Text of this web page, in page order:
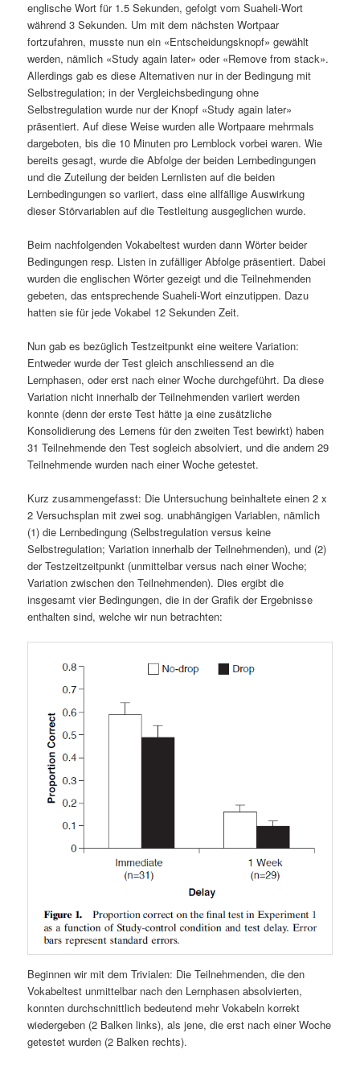
englische Wort für 1.5 Sekunden, gefolgt vom Suaheli-Wort
während 3 Sekunden. Um mit dem nächsten Wortpaar
fortzufahren, musste nun ein «Entscheidungsknopf» gewählt
werden, nämlich «Study again later» oder «Remove from stack».
Allerdings gab es diese Alternativen nur in der Bedingung mit
Selbstregulation; in der Vergleichsbedingung ohne
Selbstregulation wurde nur der Knopf «Study again later»
präsentiert. Auf diese Weise wurden alle Wortpaare mehrmals
dargeboten, bis die 10 Minuten pro Lernblock vorbei waren. Wie
bereits gesagt, wurde die Abfolge der beiden Lernbedingungen
und die Zuteilung der beiden Lernlisten auf die beiden
Lernbedingungen so variiert, dass eine allfällige Auswirkung
dieser Störvariablen auf die Testleitung ausgeglichen wurde.
Beim nachfolgenden Vokabeltest wurden dann Wörter beider
Bedingungen resp. Listen in zufälliger Abfolge präsentiert. Dabei
wurden die englischen Wörter gezeigt und die Teilnehmenden
gebeten, das entsprechende Suaheli-Wort einzutippen. Dazu
hatten sie für jede Vokabel 12 Sekunden Zeit.
Nun gab es bezüglich Testzeitpunkt eine weitere Variation:
Entweder wurde der Test gleich anschliessend an die
Lernphasen, oder erst nach einer Woche durchgeführt. Da diese
Variation nicht innerhalb der Teilnehmenden variiert werden
konnte (denn der erste Test hätte ja eine zusätzliche
Konsolidierung des Lernens für den zweiten Test bewirkt) haben
31 Teilnehmende den Test sogleich absolviert, und die andern 29
Teilnehmende wurden nach einer Woche getestet.
Kurz zusammengefasst: Die Untersuchung beinhaltete einen 2 x
2 Versuchsplan mit zwei sog. unabhängigen Variablen, nämlich
(1) die Lernbedingung (Selbstregulation versus keine
Selbstregulation; Variation innerhalb der Teilnehmenden), und (2)
der Testzeitzeitpunkt (unmittelbar versus nach einer Woche;
Variation zwischen den Teilnehmenden). Dies ergibt die
insgesamt vier Bedingungen, die in der Grafik der Ergebnisse
enthalten sind, welche wir nun betrachten:
Beginnen wir mit dem Trivialen: Die Teilnehmenden, die den
Vokabeltest unmittelbar nach den Lernphasen absolvierten,
konnten durchschnittlich bedeutend mehr Vokabeln korrekt
wiedergeben (2 Balken links), als jene, die erst nach einer Woche
getestet wurden (2 Balken rechts).